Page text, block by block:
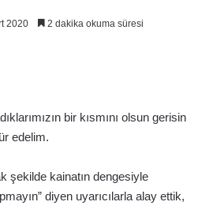
2020 2 dakika okuma süresi
bir kısmını olsun gerisin
edelim.
şekilde kainatın dengesiyle
diyen uyarıcılarla alay ettik,